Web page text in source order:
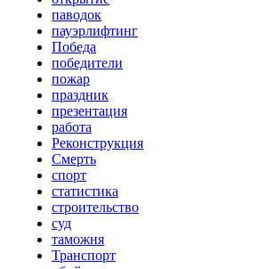
паводок
пауэрлифтинг
Победа
победители
пожар
праздник
презентация
работа
Реконструкция
Смерть
спорт
статистика
строительство
суд
таможня
Транспорт